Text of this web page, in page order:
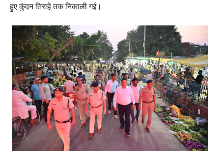
हुए कुंदन तिराहे तक निकाली गई।